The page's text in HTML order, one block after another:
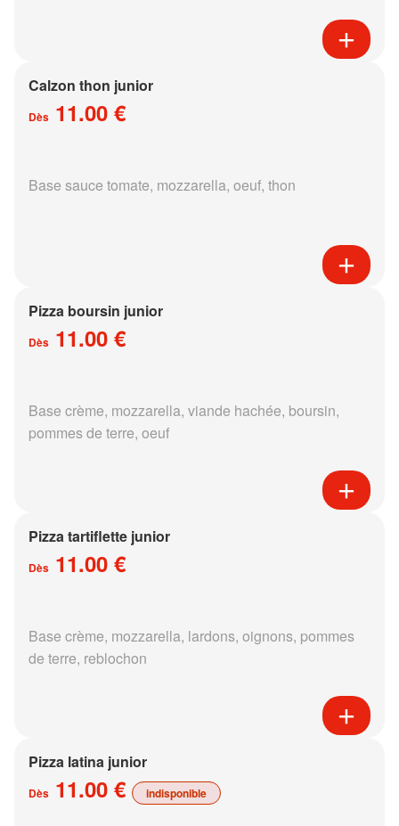
Calzon thon junior
Dès 11.00 €
Base sauce tomate, mozzarella, oeuf, thon
Pizza boursin junior
Dès 11.00 €
Base crème, mozzarella, viande hachée, boursin,
pommes de terre, oeuf
Pizza tartiflette junior
Dès 11.00 €
Base crème, mozzarella, lardons, oignons, pommes
de terre, reblochon
Pizza latina junior
Dès 11.00 € indisponible